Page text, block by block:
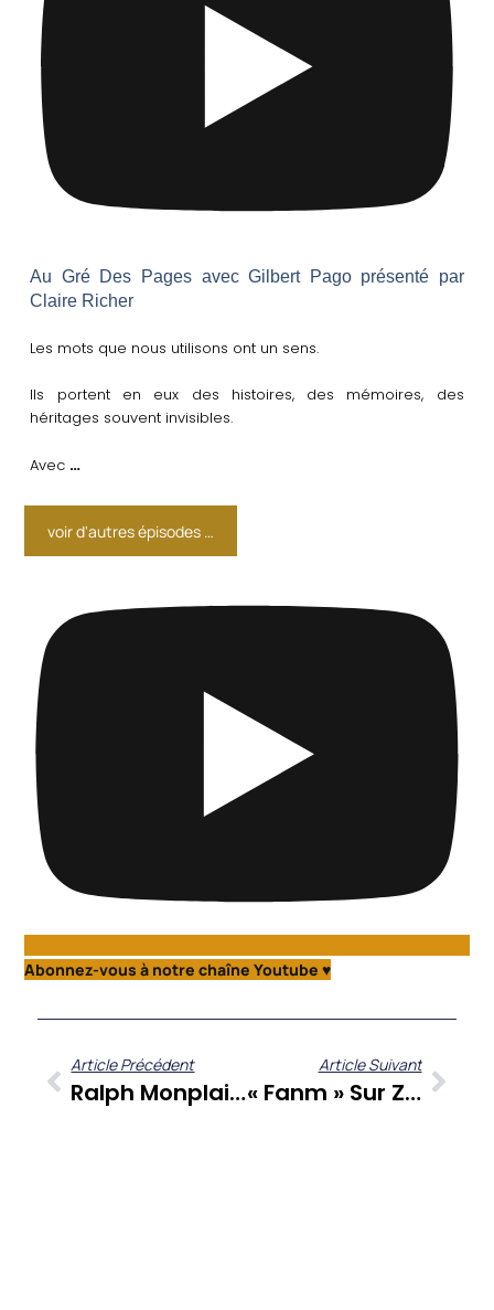
Au Gré Des Pages avec Gilbert Pago présenté par
Claire Richer
Les mots que nous utilisons ont un sens.
Ils portent en eux des histoires, des mémoires, des
héritages souvent invisibles.
Avec …
voir d'autres épisodes …
Abonnez-vous à notre chaîne Youtube ♥️
Article Précédent
Ralph Monplaisir : Parcours Et Convictions D’un Acteur Martiniquais Engagé Dans « A Cœur Ouvert »
Article Suivant
« Fanm » Sur Zitata TV : La Voix Des Femmes Caribéennes Qui Inspirent Le Monde.